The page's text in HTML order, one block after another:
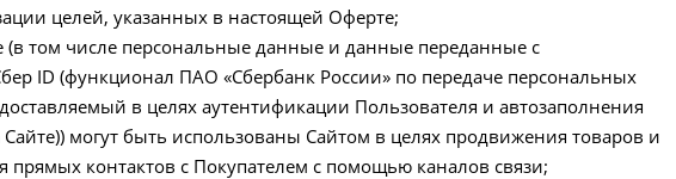
целей, указанных в настоящей Оферте;
том числе персональные данные и данные переданные с
ID (функционал ПАО «Сбербанк России» по передаче персональных
в целях аутентификации Пользователя и автозаполнения
могут быть использованы Сайтом в целях продвижения товаров и
прямых контактов с Покупателем с помощью каналов связи;